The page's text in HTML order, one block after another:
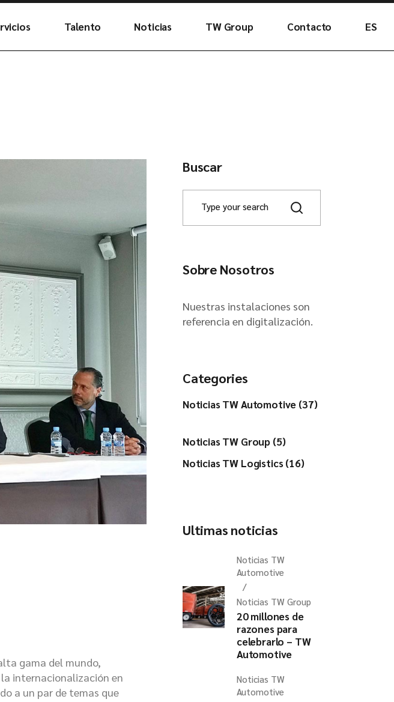
Talento Noticias TW Group Contacto ES
gama del mundo,
internacionalización en
a un par de temas que
Buscar
Sobre Nosotros
Nuestras instalaciones son
referencia en digitalización.
Categories
Noticias TW Automotive (37)
Noticias TW Group (5)
Noticias TW Logistics (16)
Ultimas noticias
Noticias TW
Automotive
Noticias TW Group
20 millones de
razones para
celebrarlo – TW
Automotive
Noticias TW
Automotive